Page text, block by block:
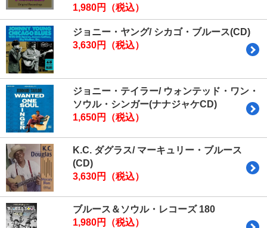
1,980円（税込）
ジョニー・ヤング/ シカゴ・ブルース(CD)
3,630円（税込）
ジョニー・テイラー/ ウォンテッド・ワン・
ソウル・シンガー(ナナジャケCD)
1,650円（税込）
K.C. ダグラス/ マーキュリー・ブルース
(CD)
3,630円（税込）
ブルース＆ソウル・レコーズ 180
1,980円（税込）